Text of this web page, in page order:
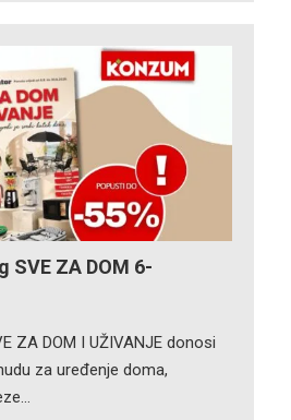
SVE ZA DOM 6-
ZA DOM I UŽIVANJE donosi
za uređenje doma,